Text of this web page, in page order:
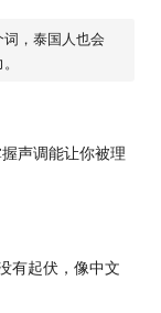
，泰国人也会
声调能让你被理
有起伏，像中文